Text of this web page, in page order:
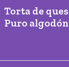
Torta de
Puro algodón